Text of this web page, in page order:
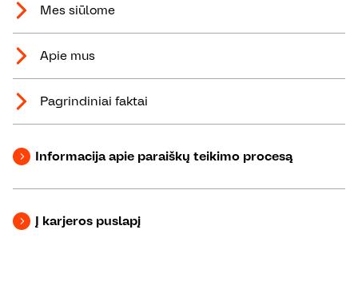
Mes siūlome
Apie mus
Pagrindiniai faktai
Informacija apie paraiškų teikimo procesą
Į karjeros puslapį